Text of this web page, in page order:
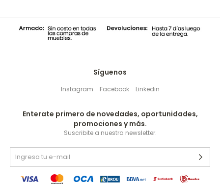
Síguenos
Instagram Facebook Linkedin
Enterate primero de novedades, oportunidades,
promociones y más.
Suscribite a nuestra newsletter.